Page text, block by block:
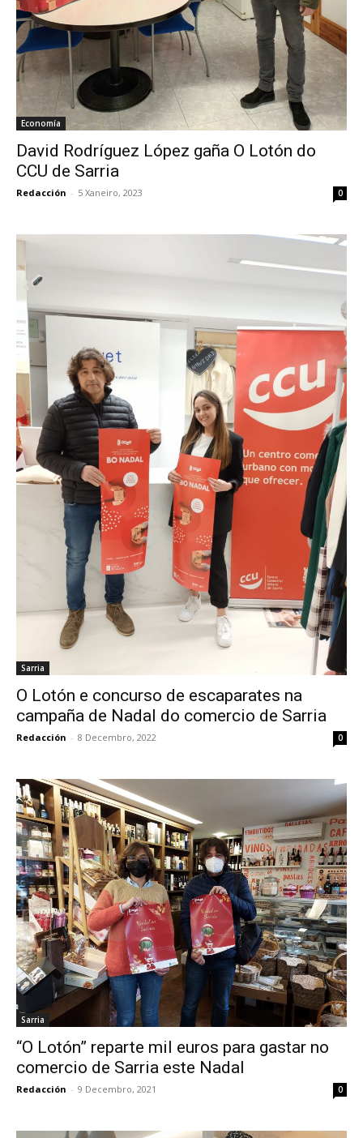
Economía
David Rodríguez López gaña O Lotón do
CCU de Sarria
Redacción - 5 Xaneiro, 2023 0
Sarria
O Lotón e concurso de escaparates na
campaña de Nadal do comercio de Sarria
Redacción - 8 Decembro, 2022 0
Sarria
“O Lotón” reparte mil euros para gastar no
comercio de Sarria este Nadal
Redacción - 9 Decembro, 2021 0